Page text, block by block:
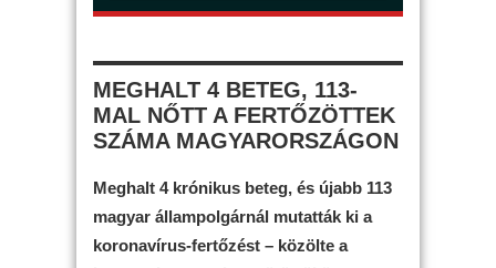
MEGHALT 4 BETEG, 113-
MAL NŐTT A FERTŐZÖTTEK
SZÁMA MAGYARORSZÁGON
Meghalt 4 krónikus beteg, és újabb 113
magyar állampolgárnál mutatták ki a
koronavírus-fertőzést – közölte a